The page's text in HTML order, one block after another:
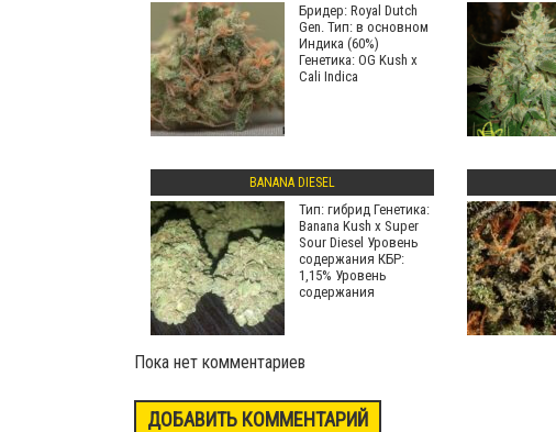
Бридер: Royal Dutch
Gen. Тип: в основном
Индика (60%)
Генетика: OG Kush x
Cali Indica
BANANA DIESEL
Тип: гибрид Генетика:
Banana Kush х Super
Sour Diesel Уровень
содержания КБР:
1,15% Уровень
содержания
Пока нет комментариев
ДОБАВИТЬ КОММЕНТАРИЙ